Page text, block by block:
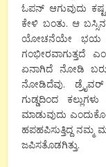
ಓಪನ್ ಆಗುವುದು
ಕೇಳಿ ಬಂತು. ಆ
ಯೋಚನೆಯೇ ಭಯ
ಗಂಭೀರವಾಗುತ್ತದೆ
ಏನಾಗಿದೆ ನೋಡಿ
ನೋಡಿದೆವು.
ಗುಡ್ಡದಿಂದ
ಮಾಡುವುದು
ಹಪಹಪಿಸುತ್ತಿದ್ದ ನಮ್ಮ
ಜಪಿಸತೊಡಗಿತ್ತು.